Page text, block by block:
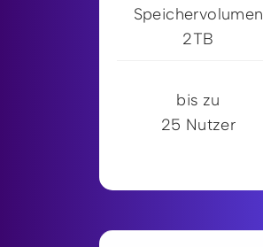
Speichervolumen
2TB
bis zu
25 Nutzer